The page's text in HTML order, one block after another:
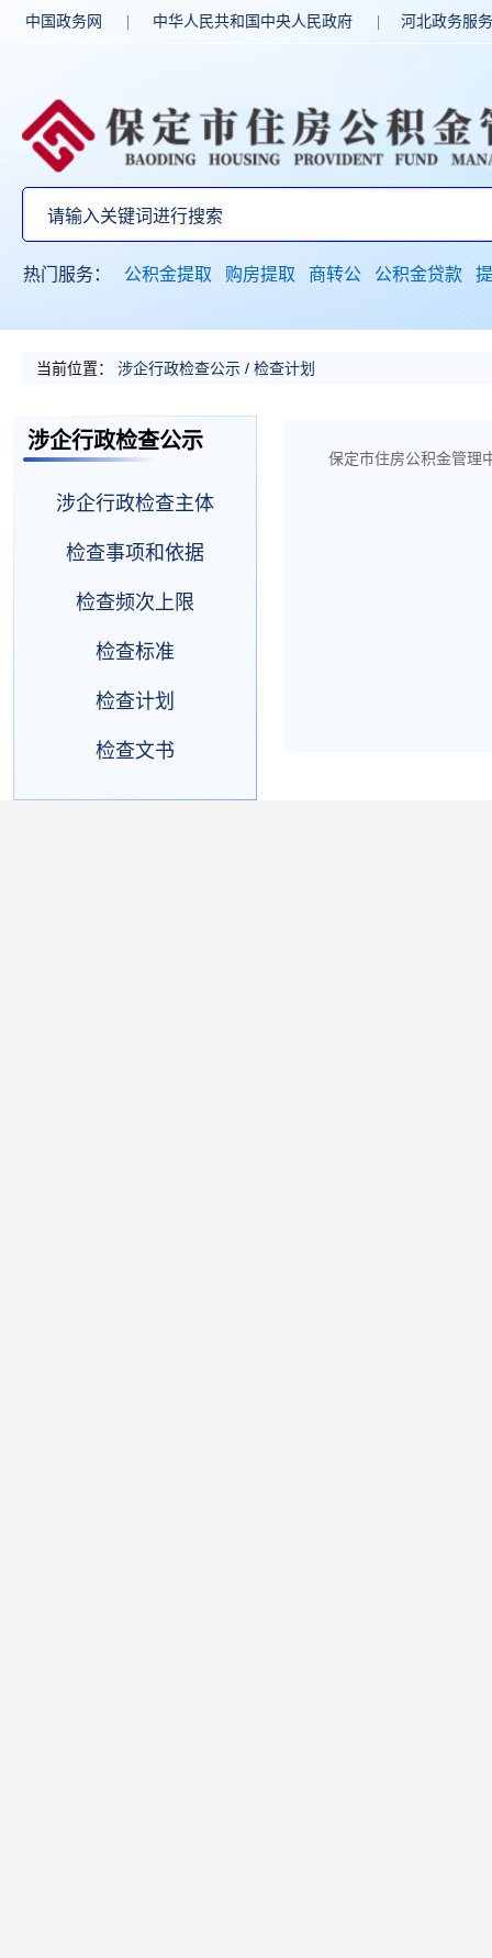
中国政务网 中华人民共和国中央人民政府 河北政务服
热门服务： 公积金提取 购房提取 商转公 公积金贷款
当前位置： 涉企行政检查公示 / 检查计划
涉企行政检查公示
涉企行政检查主体
检查事项和依据
检查频次上限
检查标准
检查计划
检查文书
保定市住房公积金管理